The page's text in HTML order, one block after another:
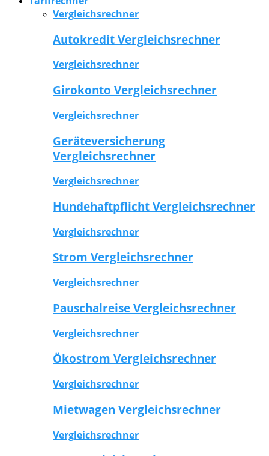
Vergleichsrechner
Autokredit Vergleichsrechner
Vergleichsrechner
Girokonto Vergleichsrechner
Vergleichsrechner
Geräteversicherung
Vergleichsrechner
Vergleichsrechner
Hundehaftpflicht Vergleichsrechner
Vergleichsrechner
Strom Vergleichsrechner
Vergleichsrechner
Pauschalreise Vergleichsrechner
Vergleichsrechner
Ökostrom Vergleichsrechner
Vergleichsrechner
Mietwagen Vergleichsrechner
Vergleichsrechner